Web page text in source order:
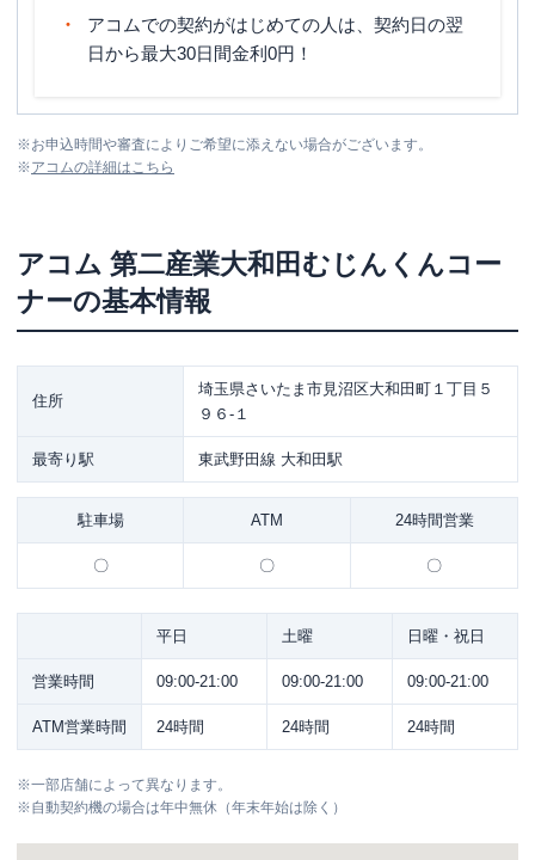
アコムでの契約がはじめての人は、契約日の翌
日から最大30日間金利0円！
※お申込時間や審査によりご希望に添えない場合がございます。
※アコムの詳細はこちら
アコム 第二産業大和田むじんくんコー
ナーの基本情報
住所
埼玉県さいたま市見沼区大和田町１丁目５
９６-１
最寄り駅 東武野田線 大和田駅
駐車場 ATM 24時間営業
〇 〇 〇
平日 土曜 日曜・祝日
営業時間 09:00-21:00 09:00-21:00 09:00-21:00
ATM営業時間 24時間 24時間 24時間
※一部店舗によって異なります。
※自動契約機の場合は年中無休（年末年始は除く）